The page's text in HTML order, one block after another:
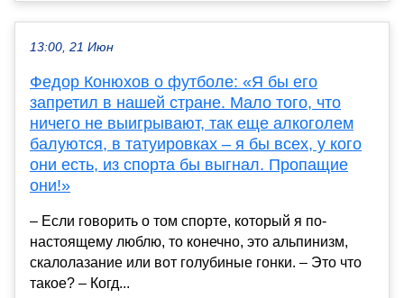
13:00, 21 Июн
Федор Конюхов о футболе: «Я бы его
запретил в нашей стране. Мало того, что
ничего не выигрывают, так еще алкоголем
балуются, в татуировках – я бы всех, у кого
они есть, из спорта бы выгнал. Пропащие
они!»
– Если говорить о том спорте, который я по-
настоящему люблю, то конечно, это альпинизм,
скалолазание или вот голубиные гонки. – Это что
такое? – Когд...